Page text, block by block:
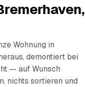
Wohnung in
demontiert bei
— auf Wunsch
nichts sortieren und